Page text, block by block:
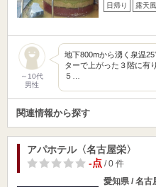
日帰り 露天
～10代
男性
地下800mから湧く泉温
ターで上がった３階に有
５…
関連情報から探す
アパホテル〈名古屋栄〉
-点/ 0 件
愛知県 / 名古